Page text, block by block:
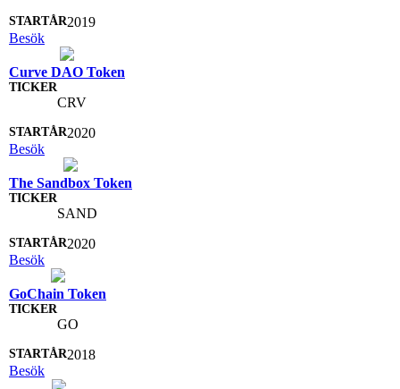
2019
Besök
Curve DAO Token
CRV
2020
Besök
The Sandbox Token
SAND
2020
Besök
GoChain Token
GO
2018
Besök